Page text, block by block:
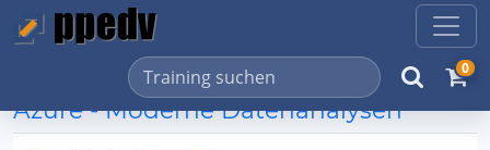
0
Azure - Moderne Datenanalysen